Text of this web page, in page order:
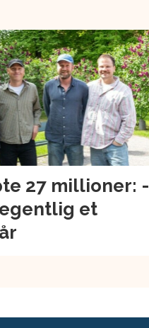
27 millioner: -
et